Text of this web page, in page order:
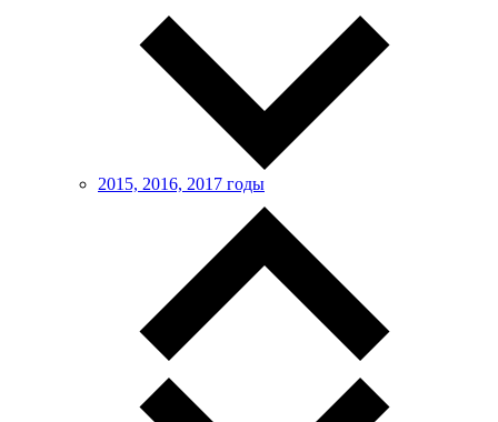
2015, 2016, 2017 годы